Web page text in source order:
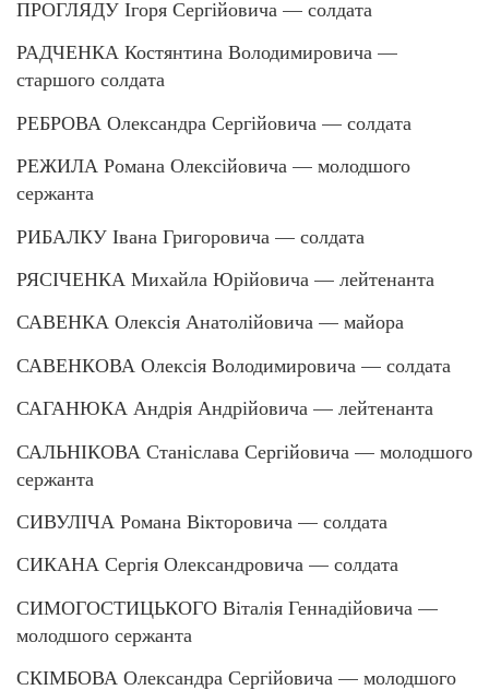
ПРОГЛЯДУ Ігоря Сергійовича — солдата
РАДЧЕНКА Костянтина Володимировича —
старшого солдата
РЕБРОВА Олександра Сергійовича — солдата
РЕЖИЛА Романа Олексійовича — молодшого
сержанта
РИБАЛКУ Івана Григоровича — солдата
РЯСІЧЕНКА Михайла Юрійовича — лейтенанта
САВЕНКА Олексія Анатолійовича — майора
САВЕНКОВА Олексія Володимировича — солдата
САГАНЮКА Андрія Андрійовича — лейтенанта
САЛЬНІКОВА Станіслава Сергійовича — молодшого
сержанта
СИВУЛІЧА Романа Вікторовича — солдата
СИКАНА Сергія Олександровича — солдата
СИМОГОСТИЦЬКОГО Віталія Геннадійовича —
молодшого сержанта
СКІМБОВА Олександра Сергійовича — молодшого